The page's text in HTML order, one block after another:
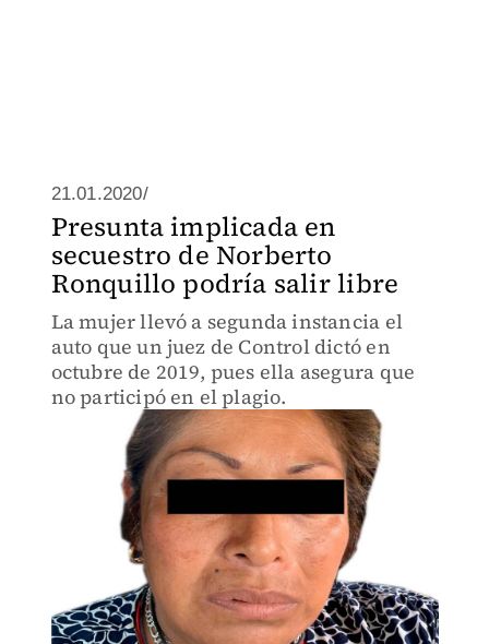
21.01.2020/
Presunta implicada en
secuestro de Norberto
Ronquillo podría salir libre
La mujer llevó a segunda instancia el
auto que un juez de Control dictó en
octubre de 2019, pues ella asegura que
no participó en el plagio.